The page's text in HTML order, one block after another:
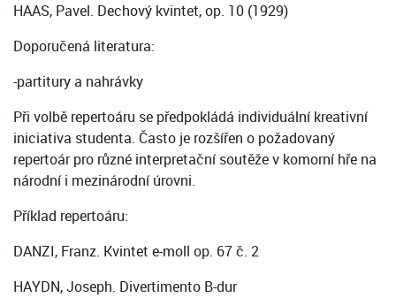
HAAS, Pavel. Dechový kvintet, op. 10 (1929)
Doporučená literatura:
-partitury a nahrávky
Při volbě repertoáru se předpokládá individuální kreativní
iniciativa studenta. Často je rozšířen o požadovaný
repertoár pro různé interpretační soutěže v komorní hře na
národní i mezinárodní úrovni.
Příklad repertoáru:
DANZI, Franz. Kvintet e-moll op. 67 č. 2
HAYDN, Joseph. Divertimento B-dur